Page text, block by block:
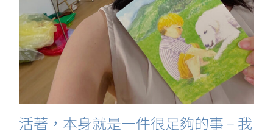
活著，本身就是一件很足夠的事 – 我